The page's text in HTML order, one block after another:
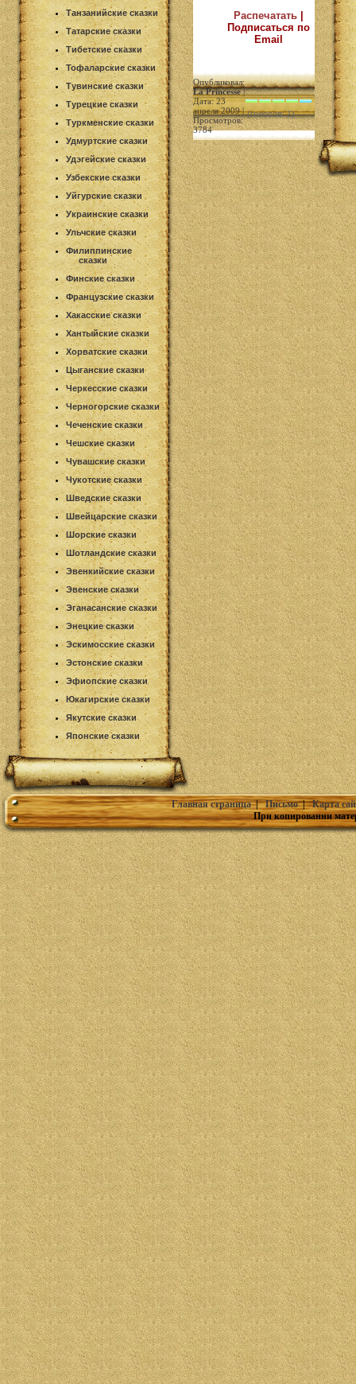
Танзанийские сказки
Татарские сказки
Тибетские сказки
Тофаларские сказки
Тувинские сказки
Турецкие сказки
Туркменские сказки
Удмуртские сказки
Удэгейские сказки
Узбекские сказки
Уйгурские сказки
Украинские сказки
Ульчские сказки
Филиппинские
сказки
Финские сказки
Французские сказки
Хакасские сказки
Хантыйские сказки
Хорватские сказки
Цыганские сказки
Черкесские сказки
Черногорские сказки
Чеченские сказки
Чешские сказки
Чувашские сказки
Чукотские сказки
Шведские сказки
Швейцарские сказки
Шорские сказки
Шотландские сказки
Эвенкийские сказки
Эвенские сказки
Эганасанские сказки
Энецкие сказки
Эскимосские сказки
Эстонские сказки
Эфиопские сказки
Юкагирские сказки
Якутские сказки
Японские сказки
Распечатать
Подписаться по
Email
Опубликовал:
La Princesse|
Дата: 23
апреля 2009 |
Просмотров:
3784
(голосов: 1)
Главная страница|Письмо|Карта
При копировании